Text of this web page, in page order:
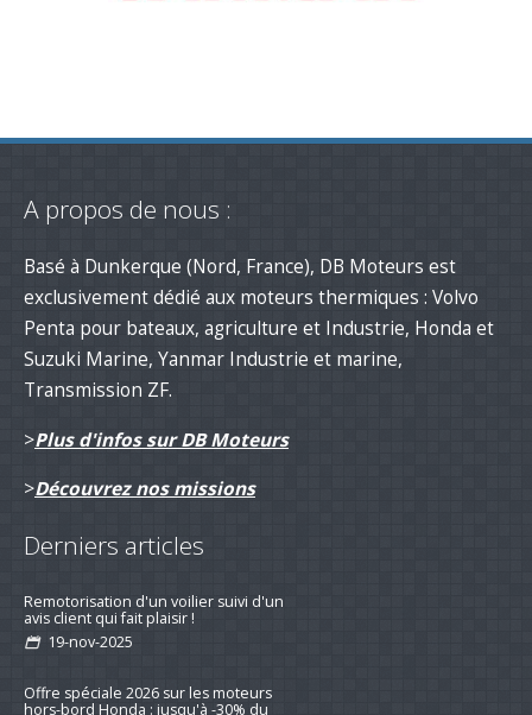
A propos de nous :
Basé à Dunkerque (Nord, France), DB Moteurs est
exclusivement dédié aux moteurs thermiques : Volvo
Penta pour bateaux, agriculture et Industrie, Honda et
Suzuki Marine, Yanmar Industrie et marine,
Transmission ZF.
>Plus d'infos sur DB Moteurs
>Découvrez nos missions
Derniers articles
Remotorisation d'un voilier suivi d'un
avis client qui fait plaisir !
19-nov-2025
Offre spéciale 2026 sur les moteurs